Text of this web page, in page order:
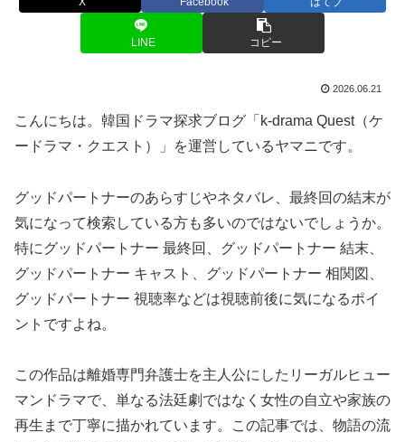
LINE コピー
2026.06.21
こんにちは。韓国ドラマ探求ブログ「k-drama Quest（ケ
ードラマ・クエスト）」を運営しているヤマニです。
グッドパートナーのあらすじやネタバレ、最終回の結末が
気になって検索している方も多いのではないでしょうか。
特にグッドパートナー 最終回、グッドパートナー 結末、
グッドパートナー キャスト、グッドパートナー 相関図、
グッドパートナー 視聴率などは視聴前後に気になるポイ
ントですよね。
この作品は離婚専門弁護士を主人公にしたリーガルヒュー
マンドラマで、単なる法廷劇ではなく女性の自立や家族の
再生まで丁寧に描かれています。この記事では、物語の流